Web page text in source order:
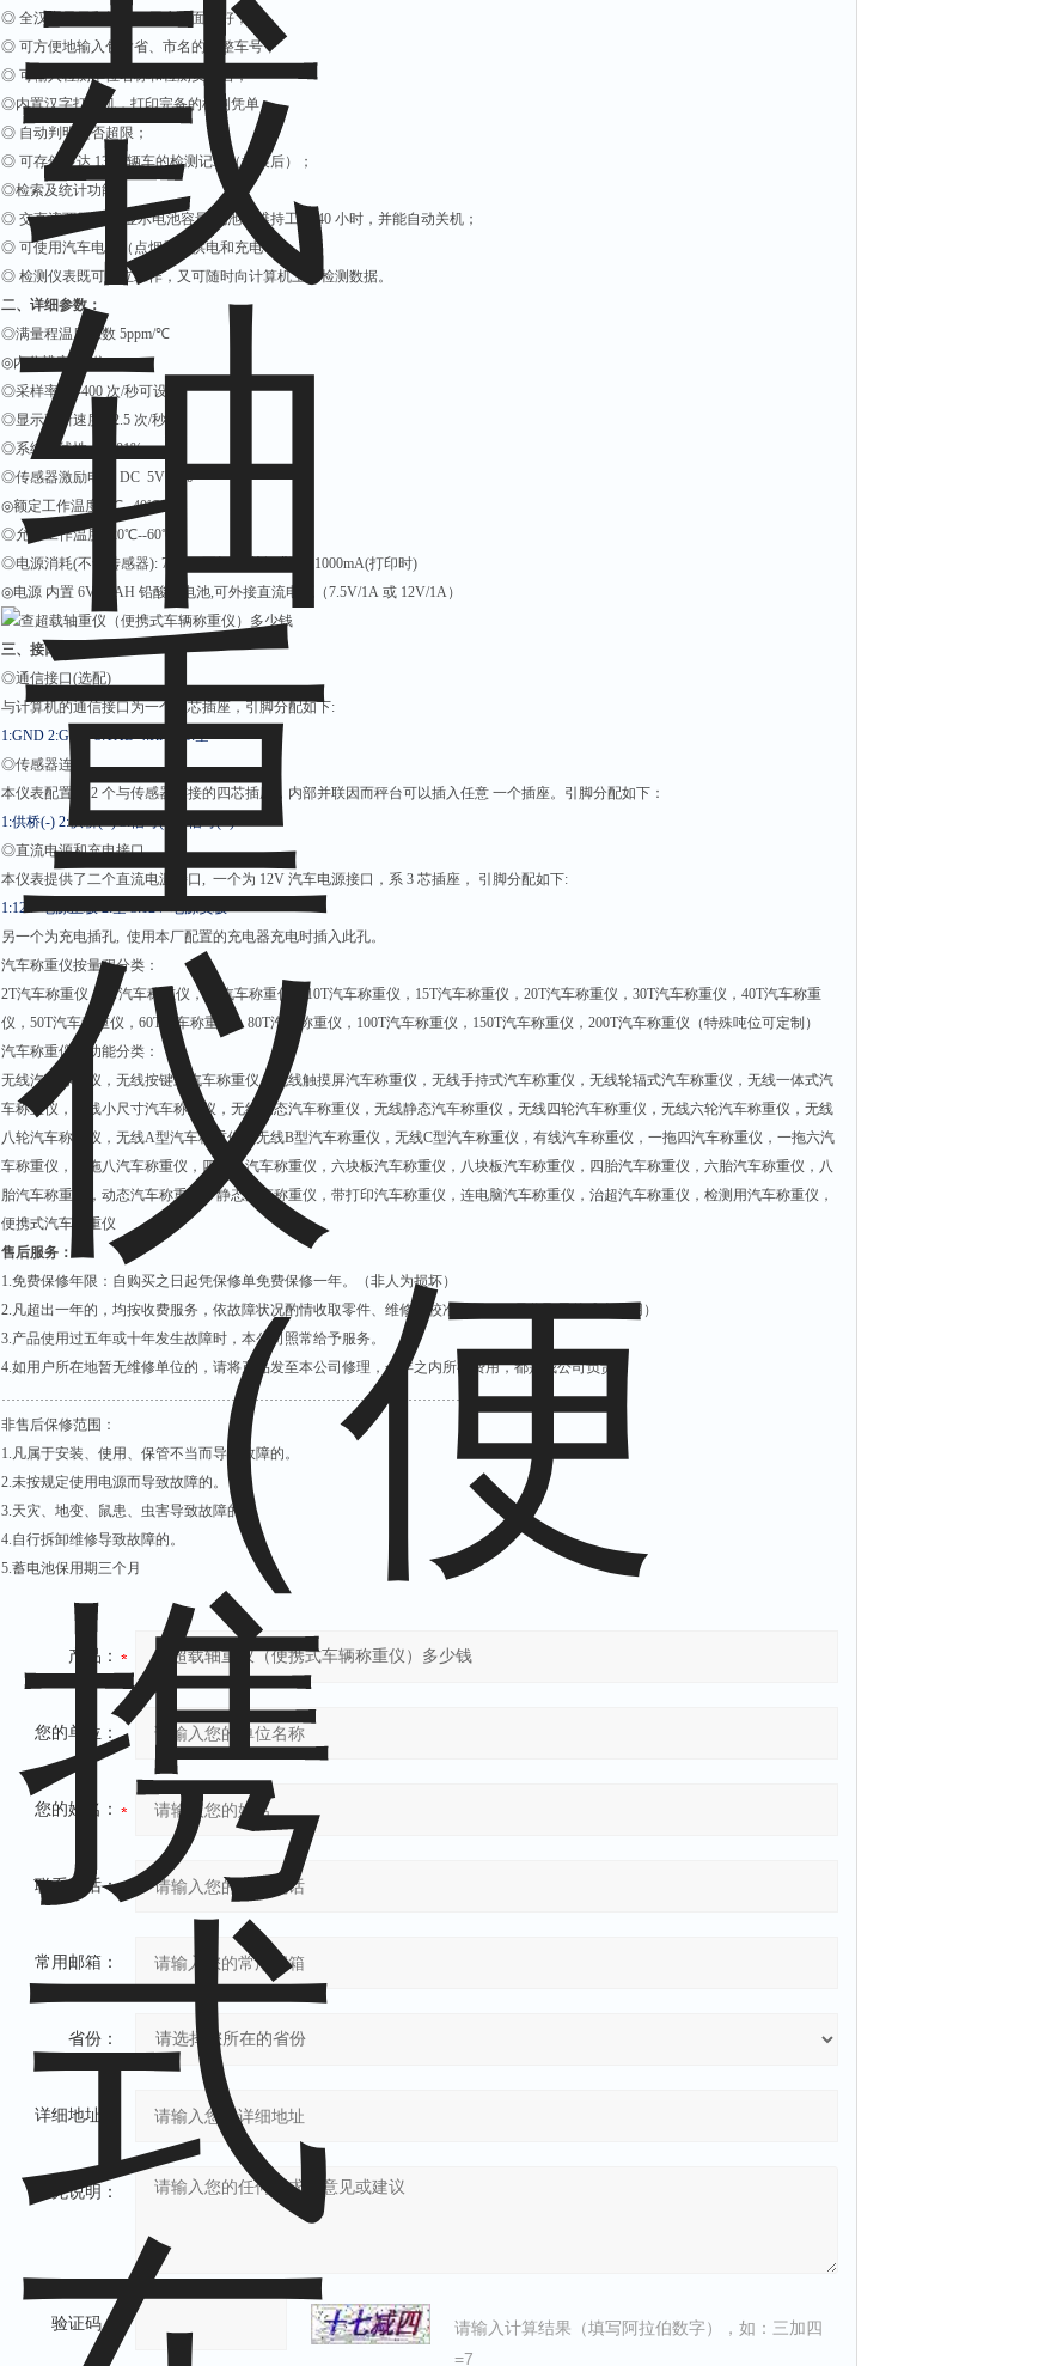
◎ 全汉字显示和打印，用户界面友好；
◎ 可方便地输入包含省、市名的完整车号；
◎ 可输入检测单位名称和检测员姓名；
◎内置汉字打印机，打印完备的检测凭单；
◎ 自动判明是否超限；
◎ 可存储多达 1300 辆车的检测记录（扩展后）；
◎检索及统计功能；
◎ 交直流两用,实时显示电池容量,电池可维持工作 40 小时，并能自动关机；
◎ 可使用汽车电源（点烟器）供电和充电；
◎ 检测仪表既可独立工作，又可随时向计算机上传检测数据。
二、详细参数：
◎满量程温度系数 5ppm/℃
◎内分辨率 24 位
◎采样率 50-400 次/秒可设置
◎显示更新速度 12.5 次/秒
◎系统非线性 ＜0.01%
◎传感器激励电源 DC 5V±2%
◎额定工作温度 0℃--40℃
◎允许工作温度 -20℃--60℃
◎电源消耗(不含传感器): 70mA(不打印,关闭背光),1000mA(打印时)
◎电源 内置 6V/10AH 铅酸蓄电池,可外接直流电源（7.5V/1A 或 12V/1A）
三、接口及引脚：
◎通信接口(选配)
与计算机的通信接口为一个五芯插座，引脚分配如下:
1:GND 2:GND 3:TXD 4:RXD 5:空
◎传感器连接
本仪表配置了 2 个与传感器连接的四芯插座，内部并联因而秤台可以插入任意 一个插座。引脚分配如下：
1:供桥(-) 2:供桥(+) 3:信号(-) 4:信号(+)
◎直流电源和充电接口
本仪表提供了二个直流电源接口, 一个为 12V 汽车电源接口，系 3 芯插座， 引脚分配如下:
1:12V电源正极 2:空 3:12V 电源负极
另一个为充电插孔, 使用本厂配置的充电器充电时插入此孔。
汽车称重仪按量程分类：
2T汽车称重仪，3T汽车称重仪，5T汽车称重仪，10T汽车称重仪，15T汽车称重仪，20T汽车称重仪，30T汽车称重仪，40T汽车称重
仪，50T汽车称重仪，60T汽车称重仪，80T汽车称重仪，100T汽车称重仪，150T汽车称重仪，200T汽车称重仪（特殊吨位可定制）
汽车称重仪按功能分类：
无线汽车称重仪，无线按键式汽车称重仪，无线触摸屏汽车称重仪，无线手持式汽车称重仪，无线轮辐式汽车称重仪，无线一体式汽
车称重仪，无线小尺寸汽车称重仪，无线动态汽车称重仪，无线静态汽车称重仪，无线四轮汽车称重仪，无线六轮汽车称重仪，无线
八轮汽车称重仪，无线A型汽车称重仪，无线B型汽车称重仪，无线C型汽车称重仪，有线汽车称重仪，一拖四汽车称重仪，一拖六汽
车称重仪，一拖八汽车称重仪，四块板汽车称重仪，六块板汽车称重仪，八块板汽车称重仪，四胎汽车称重仪，六胎汽车称重仪，八
胎汽车称重仪，动态汽车称重仪，静态汽车称重仪，带打印汽车称重仪，连电脑汽车称重仪，治超汽车称重仪，检测用汽车称重仪，
便携式汽车称重仪
售后服务：
1.免费保修年限：自购买之日起凭保修单免费保修一年。（非人为损坏）
2. 凡超出一年的，均按收费服务，依故障状况酌情收取零件、维修、校准费用。（只收取零件成本费用）
3.产品使用过五年或十年发生故障时，本公司照常给予服务。
4.如用户所在地暂无维修单位的，请将产品发至本公司修理，一年之内所有费用，都是我公司负责。
…………………………………………………………………………………………
非售后保修范围：
1. 凡属于安装、使用、保管不当而导致故障的。
2.未按规定使用电源而导致故障的。
3.天灾、地变、鼠患、虫害导致故障的。
4.自行拆卸维修导致故障的。
5.蓄电池保用期三个月
产品：
您的单位：
您的姓名：
联系电话：
常用邮箱：
省份：
详细地址：
补充说明：
验证码：
请输入计算结果（填写阿拉伯数字），如：三加四
=7